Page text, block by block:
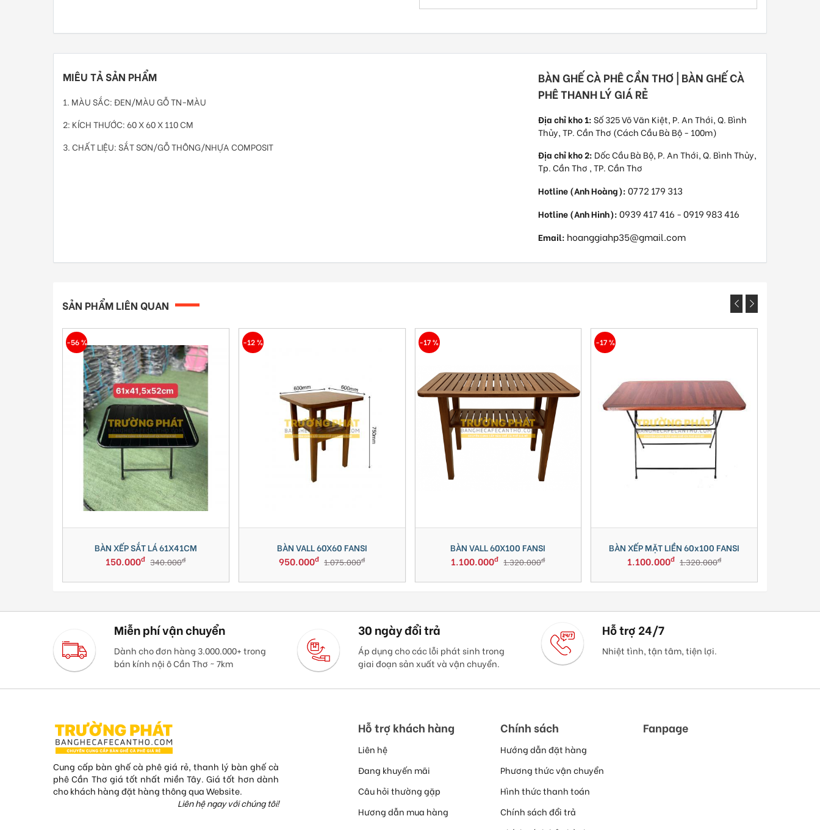
MIÊU TẢ SẢN PHẨM
1. MÀU SẮC: ĐEN/MÀU GỖ TN-MÀU
2: KÍCH THƯỚC: 60 X 60 X 110 CM
3. CHẤT LIỆU: SẮT SƠN/GỖ THÔNG/NHỰA COMPOSIT
BÀN GHẾ CÀ PHÊ CẦN THƠ | BÀN GHẾ CÀ
PHÊ THANH LÝ GIÁ RẺ
Địa chỉ kho 1:Số 325 Võ Văn Kiệt, P. An Thới, Q. Bình
Thủy, TP. Cần Thơ (Cách Cầu Bà Bộ - 100m)
Địa chỉ kho 2: Dốc Cầu Bà Bộ, P. An Thới, Q. Bình Thủy,
Tp. Cần Thơ , TP. Cần Thơ
Hotline (Anh Hoàng):0772 179 313
Hotline (Anh Hinh):0939 417 416 -0919 983 416
Email: hoanggiahp35@gmail.com
SẢN PHẨM LIÊN QUAN
-56 %
BÀN XẾP SẮT LÁ 61X41CM
150.000đ 340.000đ
-12 %
BÀN VALL 60X60 FANSI
950.000đ 1.075.000đ
-17 %
BÀN VALL 60X100 FANSI
1.100.000đ 1.320.000đ
-17 %
BÀN XẾP MẶT LIỀN 60x100 FANSI
1.100.000đ 1.320.000đ
Miễn phí vận chuyển
Dành cho đơn hàng 3.000.000+ trong
bán kính nội ô Cần Thơ ~ 7km
30 ngày đổi trả
Áp dụng cho các lỗi phát sinh trong
giai đoạn sản xuất và vận chuyển.
Hỗ trợ 24/7
Nhiệt tình, tận tâm, tiện lợi.
Cung cấp bàn ghế cà phê giá rẻ, thanh lý bàn ghế cà
phê Cần Thơ giá tốt nhất miền Tây. Giá tốt hơn dành
cho khách hàng đặt hàng thông qua Website.
Liên hệ ngay với chúng tôi!
Hỗ trợ khách hàng
Liên hệ
Đang khuyến mãi
Câu hỏi thường gặp
Hương dẫn mua hàng
Chính sách
Hướng dẫn đặt hàng
Phương thức vận chuyển
Hình thức thanh toán
Chính sách đổi trả
Fanpage